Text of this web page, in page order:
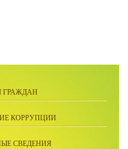
ГРАЖДАН
КОРРУПЦИИ
СВЕДЕНИЯ